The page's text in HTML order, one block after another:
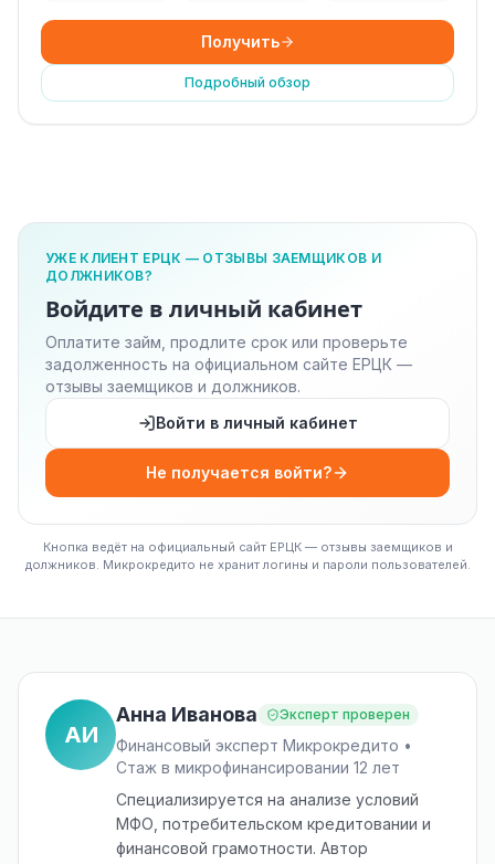
Получить
Подробный обзор
УЖЕ КЛИЕНТ ЕРЦК — ОТЗЫВЫ ЗАЕМЩИКОВ И
ДОЛЖНИКОВ?
Войдите в личный кабинет
Оплатите займ, продлите срок или проверьте
задолженность на официальном сайте ЕРЦК —
отзывы заемщиков и должников.
Войти в личный кабинет
Не получается войти?
Кнопка ведёт на официальный сайт ЕРЦК — отзывы заемщиков и
должников. Микрокредито не хранит логины и пароли пользователей.
АИ
Анна Иванова Эксперт проверен
Финансовый эксперт Микрокредито •
Стаж в микрофинансировании 12 лет
Специализируется на анализе условий
МФО, потребительском кредитовании и
финансовой грамотности. Автор